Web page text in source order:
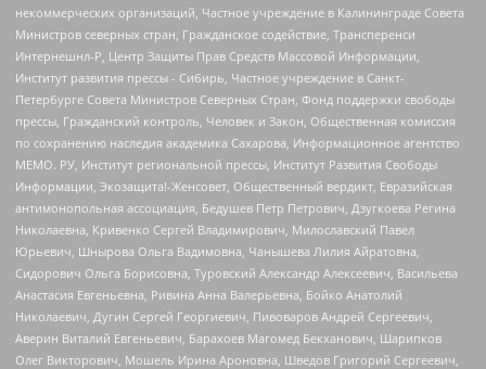
некоммерческих организаций, Частное учреждение в Калининграде Совета
Министров северных стран, Гражданское содействие, Трансперенси
Интернешнл-Р, Центр Защиты Прав Средств Массовой Информации,
Институт развития прессы - Сибирь, Частное учреждение в Санкт-
Петербурге Совета Министров Северных Стран, Фонд поддержки свободы
прессы, Гражданский контроль, Человек и Закон, Общественная комиссия
по сохранению наследия академика Сахарова, Информационное агентство
МЕМО. РУ, Институт региональной прессы, Институт Развития Свободы
Информации, Экозащита!-Женсовет, Общественный вердикт, Евразийская
антимонопольная ассоциация, Бедушев Петр Петрович, Дзугкоева Регина
Николаевна, Кривенко Сергей Владимирович, Милославский Павел
Юрьевич, Шнырова Ольга Вадимовна, Чанышева Лилия Айратовна,
Сидорович Ольга Борисовна, Туровский Александр Алексеевич, Васильева
Анастасия Евгеньевна, Ривина Анна Валерьевна, Бойко Анатолий
Николаевич, Дугин Сергей Георгиевич, Пивоваров Андрей Сергеевич,
Аверин Виталий Евгеньевич, Барахоев Магомед Бекханович, Шарипков
Олег Викторович, Мошель Ирина Ароновна, Шведов Григорий Сергеевич,